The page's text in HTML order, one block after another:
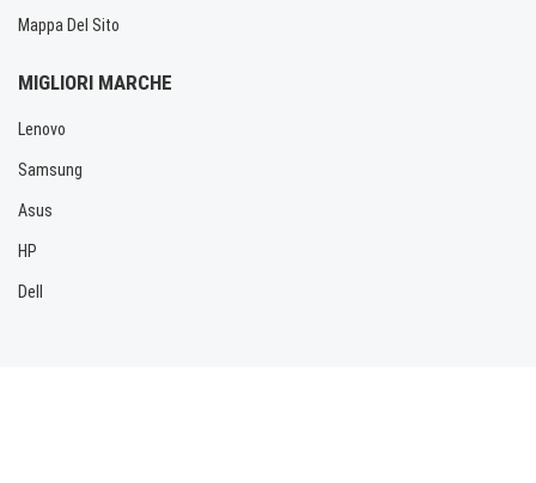
Mappa Del Sito
MIGLIORI MARCHE
Lenovo
Samsung
Asus
HP
Dell